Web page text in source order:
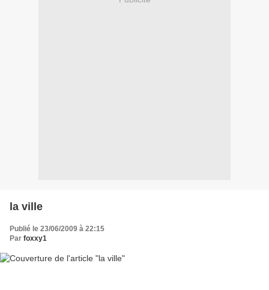
la ville
Publié le 23/06/2009 à 22:15
Par foxxy1